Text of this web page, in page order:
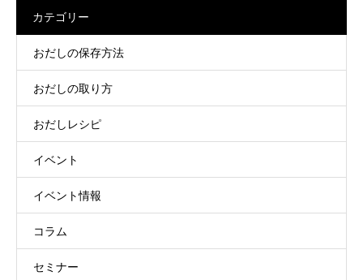
カテゴリー
おだしの保存方法
おだしの取り方
おだしレシピ
イベント
イベント情報
コラム
セミナー